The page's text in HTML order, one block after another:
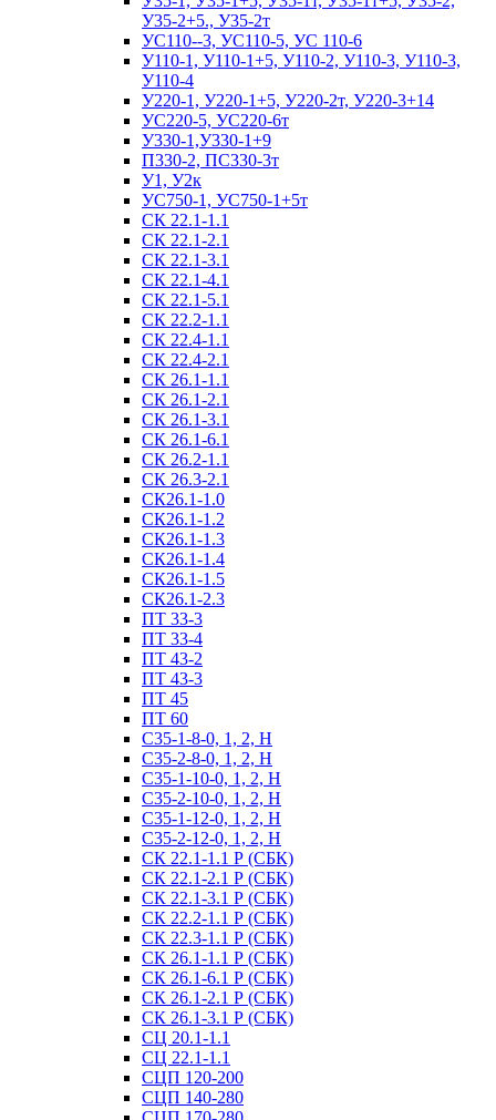
У35-2+5., У35-2т
УС110--3, УС110-5, УС 110-6
У110-1, У110-1+5, У110-2, У110-3, У110-3,
У110-4
У220-1, У220-1+5, У220-2т, У220-3+14
УС220-5, УС220-6т
У330-1,У330-1+9
П330-2, ПС330-3т
У1, У2к
УС750-1, УС750-1+5т
СК 22.1-1.1
СК 22.1-2.1
СК 22.1-3.1
СК 22.1-4.1
СК 22.1-5.1
СК 22.2-1.1
СК 22.4-1.1
СК 22.4-2.1
СК 26.1-1.1
СК 26.1-2.1
СК 26.1-3.1
СК 26.1-6.1
СК 26.2-1.1
СК 26.3-2.1
СК26.1-1.0
СК26.1-1.2
СК26.1-1.3
СК26.1-1.4
СК26.1-1.5
СК26.1-2.3
ПТ 33-3
ПТ 33-4
ПТ 43-2
ПТ 43-3
ПТ 45
ПТ 60
С35-1-8-0, 1, 2, Н
С35-2-8-0, 1, 2, Н
С35-1-10-0, 1, 2, Н
С35-2-10-0, 1, 2, Н
С35-1-12-0, 1, 2, Н
С35-2-12-0, 1, 2, Н
СК 22.1-1.1 Р (СБК)
СК 22.1-2.1 Р (СБК)
СК 22.1-3.1 Р (СБК)
СК 22.2-1.1 Р (СБК)
СК 22.3-1.1 Р (СБК)
СК 26.1-1.1 Р (СБК)
СК 26.1-6.1 Р (СБК)
СК 26.1-2.1 Р (СБК)
СК 26.1-3.1 Р (СБК)
СЦ 20.1-1.1
СЦ 22.1-1.1
СЦП 120-200
СЦП 140-280